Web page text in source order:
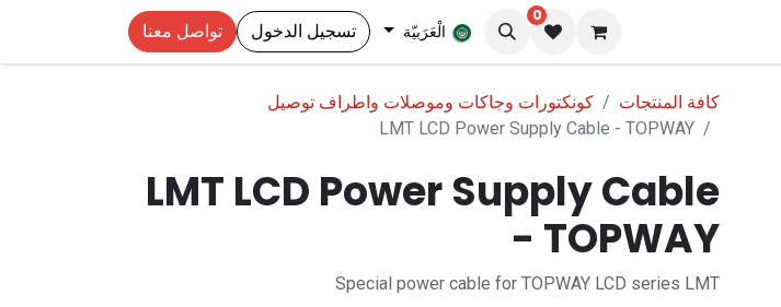
0
الْعَرَبيّة تسجيل الدخول تواصل معنا
كافة المنتجات
كونكتورات وجاكات وموصلات واطراف توصيل
LMT LCD Power Supply Cable - TOPWAY
LMT LCD Power Supply Cable
- TOPWAY
Special power cable for TOPWAY LCD series LMT